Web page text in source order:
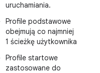
uruchamiania.
Profile podstawowe
obejmują co najmniej
1 ścieżkę użytkownika
Profile startowe
zastosowane do